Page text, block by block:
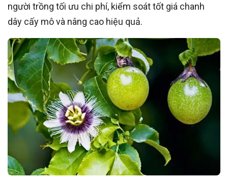
người trồng tối ưu chi phí, kiểm soát tốt giá chanh
dây cấy mô và nâng cao hiệu quả.